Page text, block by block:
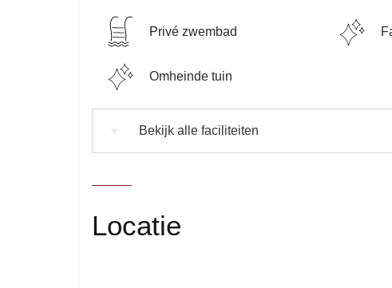
Privé zwembad
Omheinde tuin
Bekijk alle faciliteiten
Locatie